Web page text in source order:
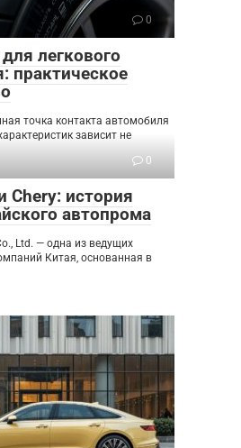
0
легкового
практическое
точка контакта автомобиля
зависит не
0
Chery: история
автопрома
Ltd. — одна из ведущих
Китая, основанная в